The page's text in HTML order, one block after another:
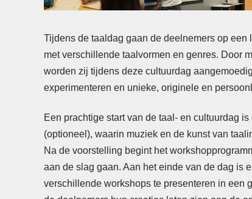
Tijdens de taaldag gaan de deelnemers op
met verschillende taalvormen en genres. Door
worden zij tijdens deze cultuurdag
experimenteren en unieke, originele en
Een prachtige start van de taal- en cultuurdag
(optioneel), waarin muziek en de kunst van
Na de voorstelling begint het
aan de slag gaan. Aan het einde van de dag is
verschillende workshops te presenteren in een
Op locatie door heel Nederland en